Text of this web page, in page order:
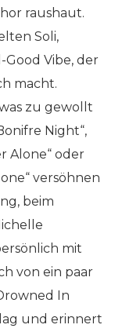
raushaut.
Soli,
Good Vibe, der
macht.
zu gewollt
Night“,
Alone“ oder
versöhnen
beim
mit
von ein paar
In
und erinnert